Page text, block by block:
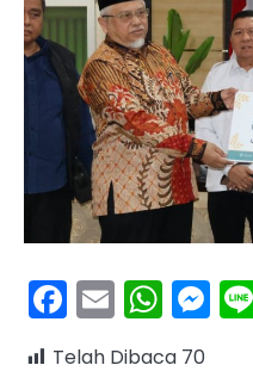
Facebook
Email
Telah Dibaca 70